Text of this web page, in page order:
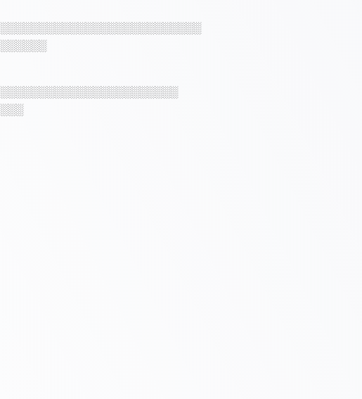
░░░░░░░░░░░░░░░░░░░░░░░░░░
░░░░░░
░░░░░░░░░░░░░░░░░░░░░░░
░░░